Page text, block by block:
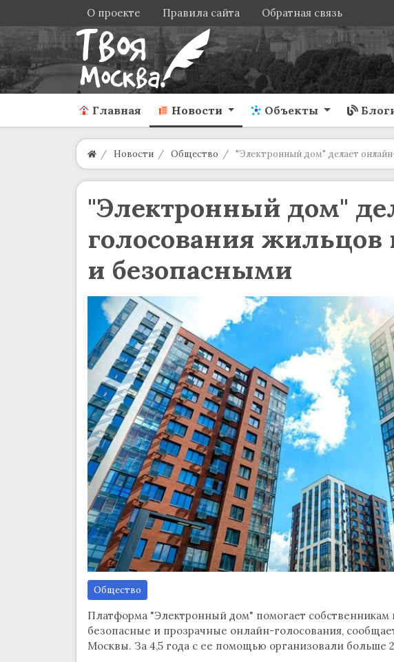
О проекте Правила сайта Обратная связь
Главная Новости Объекты
Новости Общество "Электронный дом" делает
"Электронный дом"
голосования
и безопасными
Общество
Платформа "Электронный дом" помогает
безопасные и прозрачные онлайн-голосования,
Москвы. За 4,5 года с ее помощью организовали больше